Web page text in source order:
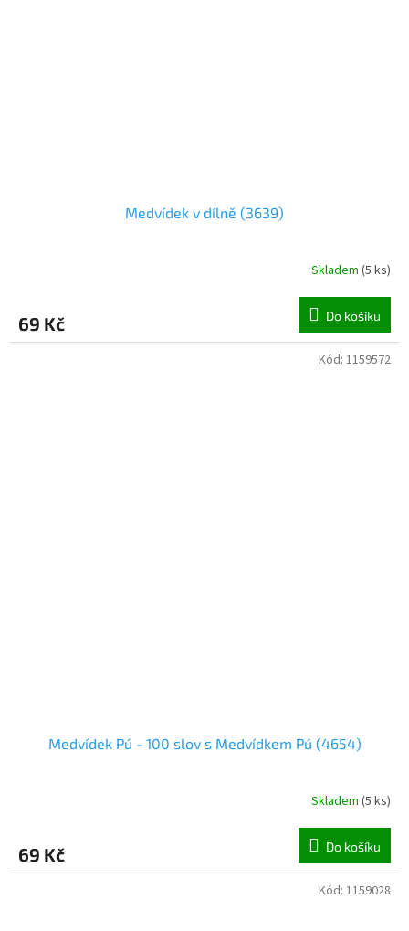
Medvídek v dílně (3639)
Skladem (5 ks)
69 Kč Do košíku
Medvídek Pú - 100 slov s Medvídkem Pú (4654)
Skladem (5 ks)
69 Kč Do košíku
Kód: 1159572
Kód: 1159028